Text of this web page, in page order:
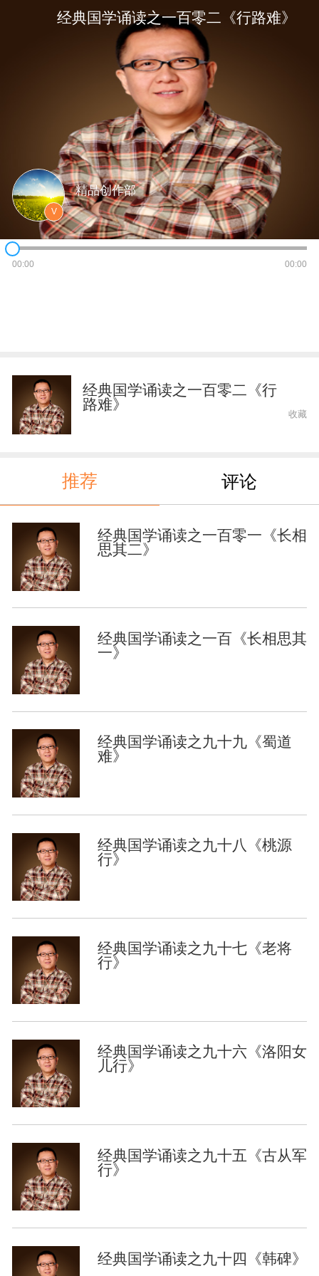
经典国学诵读之一百零二《行路难》
V
精品创作部
00:00 00:00
经典国学诵读之一百零二《行
路难》
收藏
推荐 评论
经典国学诵读之一百零一《长相
思其二》
经典国学诵读之一百《长相思其
一》
经典国学诵读之九十九《蜀道
难》
经典国学诵读之九十八《桃源
行》
经典国学诵读之九十七《老将
行》
经典国学诵读之九十六《洛阳女
儿行》
经典国学诵读之九十五《古从军
行》
经典国学诵读之九十四《韩碑》